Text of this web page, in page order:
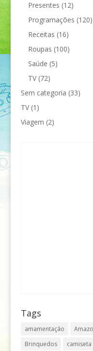
Presentes (12)
Programações (120)
Receitas (16)
Roupas (100)
Saúde (5)
TV(72)
Sem categoria (33)
TV(1)
Viagem (2)
Tags
amamentação
Brinquedos
camiseta